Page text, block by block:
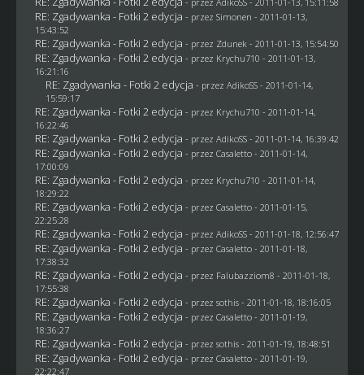
RE: Zgadywanka - Fotki 2 edycja - przez Simonen - 2011-01-13,
15:43:52
RE: Zgadywanka - Fotki 2 edycja - przez Zdunek - 2011-01-13, 15:54:50
RE: Zgadywanka - Fotki 2 edycja - przez Krychu710 - 2011-01-13,
16:21:16
RE: Zgadywanka - Fotki 2 edycja - przez AdikoSS - 2011-01-14,
15:59:17
RE: Zgadywanka - Fotki 2 edycja - przez Krychu710 - 2011-01-14,
16:22:46
RE: Zgadywanka - Fotki 2 edycja - przez AdikoSS - 2011-01-14, 16:39:42
RE: Zgadywanka - Fotki 2 edycja - przez Casaletto- 2011-01-14,
17:00:09
RE: Zgadywanka - Fotki 2 edycja - przez Krychu710 - 2011-01-14,
18:29:22
RE: Zgadywanka - Fotki 2 edycja - przez Casaletto- 2011-01-15,
22:25:28
RE: Zgadywanka - Fotki 2 edycja - przez AdikoSS - 2011-01-18, 12:56:47
RE: Zgadywanka - Fotki 2 edycja - przez Casaletto- 2011-01-18,
17:38:32
RE: Zgadywanka - Fotki 2 edycja - przez Falubazziom8 - 2011-01-18,
17:55:38
RE: Zgadywanka - Fotki 2 edycja - przez sothis- 2011-01-18, 18:16:05
RE: Zgadywanka - Fotki 2 edycja - przez Casaletto- 2011-01-19,
18:36:27
RE: Zgadywanka - Fotki 2 edycja - przez sothis- 2011-01-19, 18:48:51
RE: Zgadywanka - Fotki 2 edycja - przez Casaletto- 2011-01-19,
22:22:47